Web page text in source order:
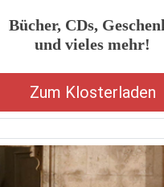
Bücher, CDs,
und vieles mehr!
Zum Klosterladen